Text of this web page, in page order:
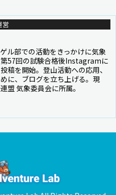
営
ル部での活動をきっかけに気象
57回の試験合格後Instagramに
稿を開始。登山活動への応用、
に、ブログを立ち上げる。現
盟 気象委員会に所属。